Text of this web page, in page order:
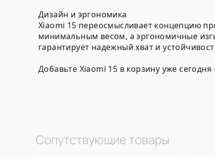
Дизайн и эргономика
Xiaomi 15 переосмысливает концепцию
минимальным весом, а эргономичные
гарантирует надежный хват и
Добавьте Xiaomi 15 в корзину уже
Сопутствующие товары